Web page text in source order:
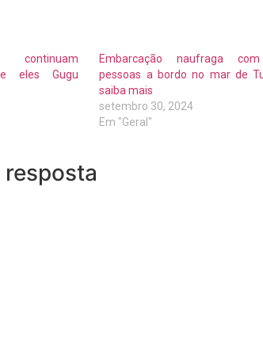
eles Gugu
Embarcação naufraga
pessoas a bordo no mar de
saiba mais
setembro 30, 2024
Em "Geral"
resposta